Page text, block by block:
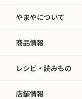
やまやについて
商品情報
レシピ・読みもの
店舗情報